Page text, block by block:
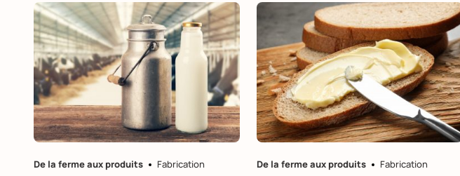
De la ferme aux produits Fabrication De la ferme aux produits Fabrication